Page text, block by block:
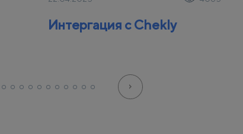
Интергация с Chekly